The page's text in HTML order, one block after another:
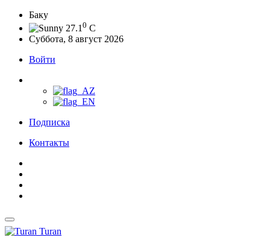
Баку
27.1 0 C
Суббота, 8 август 2026
Войти
Подписка
Контакты
Turan